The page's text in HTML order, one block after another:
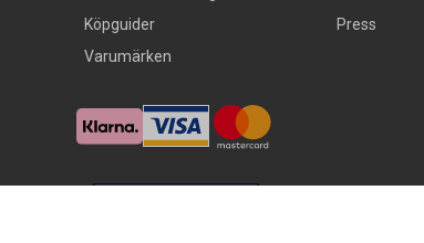
Köpguider
Varumärken
Press